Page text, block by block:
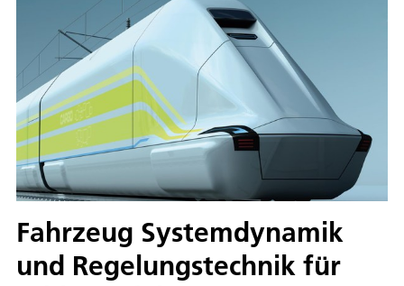
Fahrzeug Systemdynamik
und Regelungstechnik für